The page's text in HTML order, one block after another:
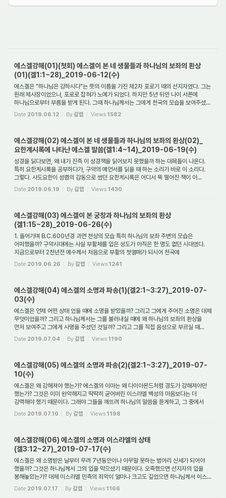
에스겔강해(01)(첫회) 에스겔이 본 네 생물들과 하나님의 보좌의 환상
(01)(겔1:1~28)_2019-06-12(수)
에스겔은 "하나님은 강하시다"는 뜻의 이름을 가진 제2차 포로기 때의 선지자였다. 그는
원래 제사장이었으나, 포로로 잡혀가 노예가 되었다. 하지만 5년 뒤인 나이 서른에
하나님으로부터 부름을 받게 된다. 그때 하나님께서는 그에게 천국의 모습을 보여주셨...
Date 2019.06.12 By갈렙 Views 1582
에스겔강해(02) 에스겔이 본 네 생물들과 하나님의 보좌의 환상(02)_
요한계시록에 나타난 에스겔 말씀(겔1:4~14)_2019-06-19(수)
성경을 읽다보면, 왜 내가 진즉 이 성경책을 읽어보지 못했을까 하는 대목들이 나온다.
특히 요한계시록을 공부하다가, 구약의 예언서를 읽을 때 하는 소리가 바로 이 소리다.
그렇다. 사도요한이 성령의 감동으로 썼던 요한계시록은 어디서 뚝 떨어진 책이 아...
Date 2019.06.19 By갈렙 Views 1430
에스겔강해(03) 에스겔이 본 궁창과 하나님의 보좌의 환상
(겔1:15~28)_2019-06-26(수)
1. 들어가며 B.C.600년경 과연 천상의 모습 특히 하나님의 보좌 주변의 모습은
어떠했을까? 구약시대에는 사실 부활체를 입은 성도가 아직은 한 명도 없던 시대였다.
지금으로부터 2천년전 예수께서 처음으로 부활의 첫열매가 되시어 천국에
들어가셨으니, 에...
Date 2019.06.26 By갈렙 Views 1241
에스겔강해(04) 에스겔의 소명과 파송(1)(겔2:1~3:27)_2019-07-
03(수)
에스겔은 언제 어떤 상태 있을 때에 소명을 받았을까? 그리고 그에게 주어진 소명은 대체
무엇이었을까? 그리고 하나님께서는 그를 불러내실 때에 왜 하나님의 보좌의 환상을
먼저 보여주고 그에게 사명을 주셨던 것일까? 그리고 그를 직접 음성으로 부르실 때...
Date 2019.07.04 By갈렙 Views 1190
에스겔강해(05) 에스겔의 소명과 파송(2)(겔2:1~3:27)_2019-07-
10(수)
에스겔은 왜 강해져야 했는가? 에스겔의 이마는 왜 다이아몬드처럼 경도가 강해져야만
했는가? 그것은 이미 완악해지고 딱딱히 굳어버린 이스라엘 백성의 마음보다는 더
강력해야 했기 때문이다. 그래야 그들을 깨뜨려 하나님의 말씀을 듣게하고, 그 중에서
한...
Date 2019.07.10 By갈렙 Views 1198
에스겔강해(06) 에스겔의 소명과 이스라엘의 상태
(겔3:12~27)_2019-07-17(수)
에스겔은 왜 소명받은 날부터 무려 7년동안이나 아무말 못하는 벙어리 신세가 되어야
했을까? 그것은 하나님께서 그의 입을 막으셨기 때문이다. 오죽했으면 선지자의 입을
봉해놓았는가? 대체 이스라엘 민족의 죄악이 얼마나 크고도 깊었으면 하나님께서 이스...
Date 2019.07.17 By갈렙 Views 1166